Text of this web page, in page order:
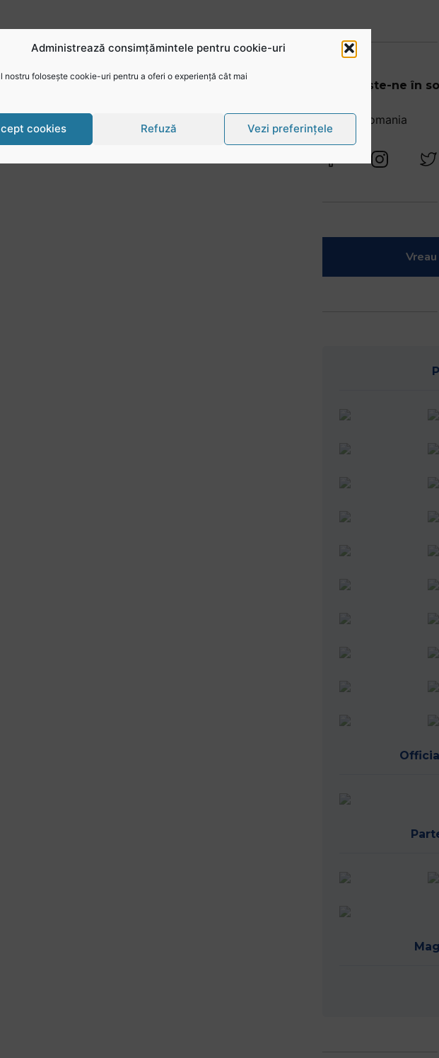
Administrează consimțămintele pentru cookie-uri
nostru folosește cookie-uri pentru a oferi o experiență cât mai
cookies Refuză Vezi preferințele
Urmărește-ne în
@rugbyromania